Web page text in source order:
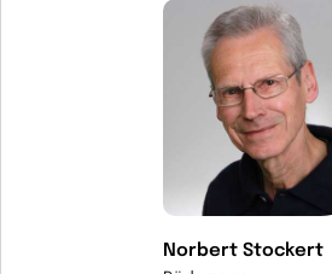
Norbert Stockert